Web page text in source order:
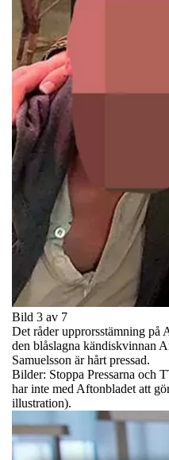
Bild 3 av 7
Det råder upprorsstämning på
den blåslagna kändiskvinnan
Samuelsson är hårt pressad.
Bilder: Stoppa Pressarna och
har inte med Aftonbladet att
illustration).